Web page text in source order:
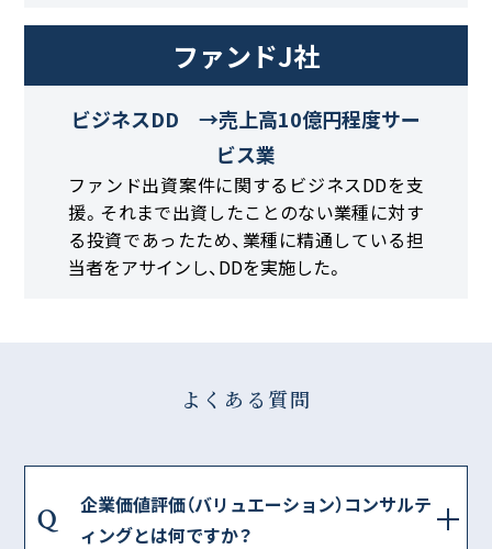
ファンドJ社
ビジネスDD →売上高10億円程度サー
ビス業
ファンド出資案件に関するビジネスDDを支
援。それまで出資したことのない業種に対す
る投資であったため、業種に精通している担
当者をアサインし、DDを実施した。
よくある質問
Q
企業価値評価（バリュエーション）コンサルテ
ィングとは何ですか？